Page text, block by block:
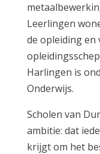
Leerlingen
de opleiding en
Harlingen is
Onderwijs.
Scholen van
ambitie: dat
krijgt om het